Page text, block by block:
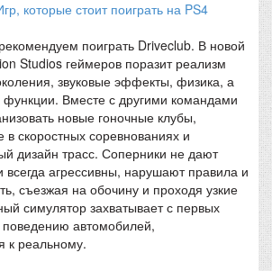
поиграть Driveclub. В новой
Studios геймеров поразит реализм
звуковые эффекты, физика, а
Вместе с другими командами
новые гоночные клубы,
в скоростных соревнованиях и
дизайн трасс. Соперники не дают
всегда агрессивны, нарушают правила и
съезжая на обочину и проходя узкие
симулятор захватывает с первых
поведению автомобилей,
к реальному.